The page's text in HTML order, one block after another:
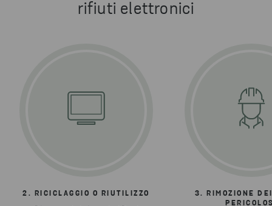
rifiuti elettronici
2. RICICLAGGIO O RIUTILIZZO
3. RIMOZIONE